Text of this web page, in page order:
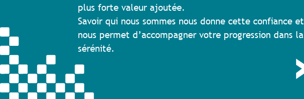
plus forte valeur ajoutée.
Savoir qui nous sommes nous donne cette confiance et
nous permet d’accompagner votre progression dans la
sérénité.